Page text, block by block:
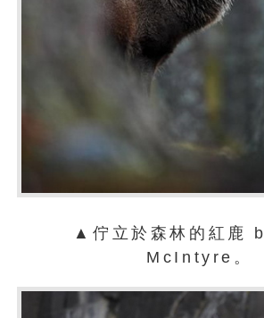
▲佇立於森林的紅鹿
McIntyre。